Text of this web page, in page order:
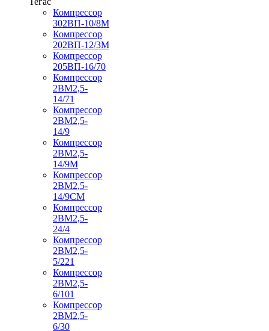
Компрессор
302ВП-10/8М
Компрессор
202ВП-12/3М
Компрессор
205ВП-16/70
Компрессор
2ВМ2,5-
14/71
Компрессор
2ВМ2,5-
14/9
Компрессор
2ВМ2,5-
14/9М
Компрессор
2ВМ2,5-
14/9СМ
Компрессор
2ВМ2,5-
24/4
Компрессор
2ВМ2,5-
5/221
Компрессор
2ВМ2,5-
6/101
Компрессор
2ВМ2,5-
6/30